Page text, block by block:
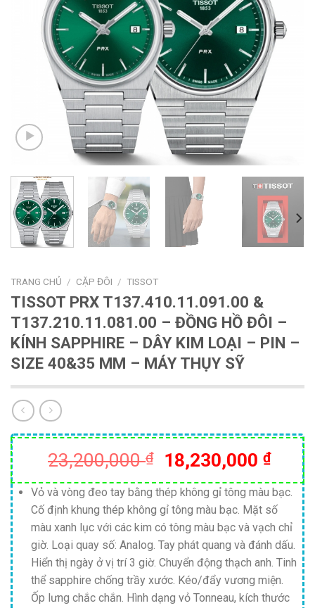
TRANG CHỦ / CẶP ĐÔI / TISSOT
TISSOT PRX T137.410.11.091.00 &
T137.210.11.081.00 – ĐỒNG HỒ ĐÔI –
KÍNH SAPPHIRE – DÂY KIM LOẠI – PIN –
SIZE 40&35 MM – MÁY THỤY SỸ
23,200,000₫
Giá
gốc
là:
23,200,000 ₫.
18,230,000 ₫Giá
hiện
tại
là:
Vỏ và vòng đeo tay bằng thép không gỉ tông màu bạc.
Cố định khung thép không gỉ tông màu bạc. Mặt số
màu xanh lục với các kim có tông màu bạc và vạch chỉ
giờ. Loại quay số: Analog. Tay phát quang và đánh dấu.
Hiển thị ngày ở vị trí 3 giờ. Chuyển động thạch anh. Tinh
thể sapphire chống trầy xước. Kéo/đẩy vương miện.
Ốp lưng chắc chắn. Hình dạng vỏ Tonneau, kích thước